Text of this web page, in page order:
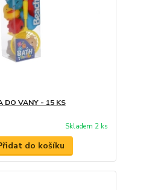
DO VANY - 15 KS
Skladem 2 ks
do košíku